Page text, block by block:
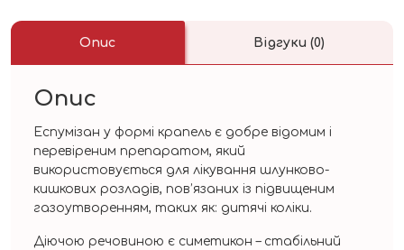
Опис Відгуки (0)
Опис
Еспумізан у формі крапель є добре відомим і
перевіреним препаратом, який
використовується для лікування шлунково-
кишкових розладів, пов’язаних із підвищеним
газоутворенням, таких як: дитячі коліки.
Діючою речовиною є симетикон – стабільний